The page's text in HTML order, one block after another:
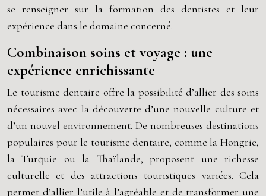
se renseigner sur la formation des dentistes et leur
expérience dans le domaine concerné.
Combinaison soins et voyage : une
expérience enrichissante
Le tourisme dentaire offre la possibilité d’allier des soins
nécessaires avec la découverte d’une nouvelle culture et
d’un nouvel environnement. De nombreuses destinations
populaires pour le tourisme dentaire, comme la Hongrie,
la Turquie ou la Thaïlande, proposent une richesse
culturelle et des attractions touristiques variées. Cela
permet d’allier l’utile à l’agréable et de transformer une